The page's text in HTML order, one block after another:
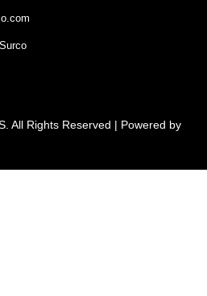
All Rights Reserved | Powered by